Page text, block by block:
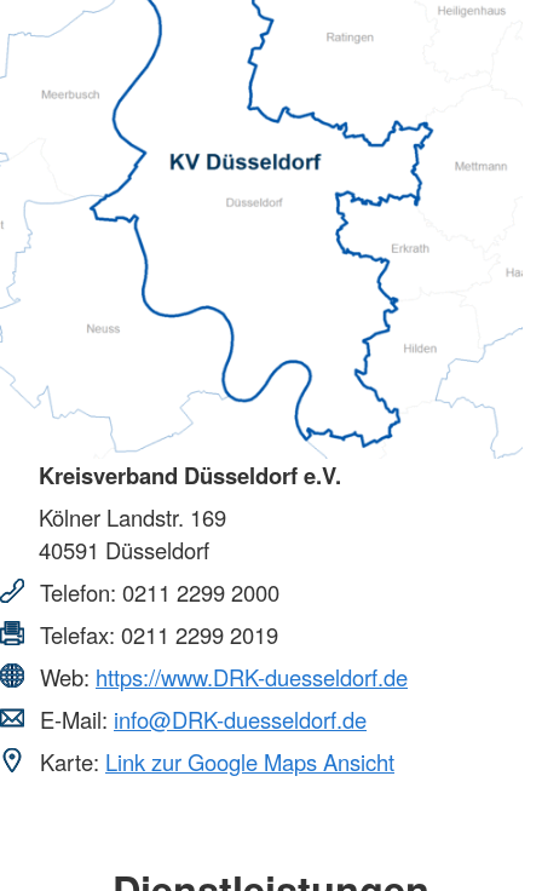
Kreisverband Düsseldorf e.V.
Kölner Landstr. 169
40591 Düsseldorf
Telefon: 0211 2299 2000
Telefax: 0211 2299 2019
Web: https://www.DRK-duesseldorf.de
E-Mail: info@DRK-duesseldorf.de
Karte: Link zur Google Maps Ansicht